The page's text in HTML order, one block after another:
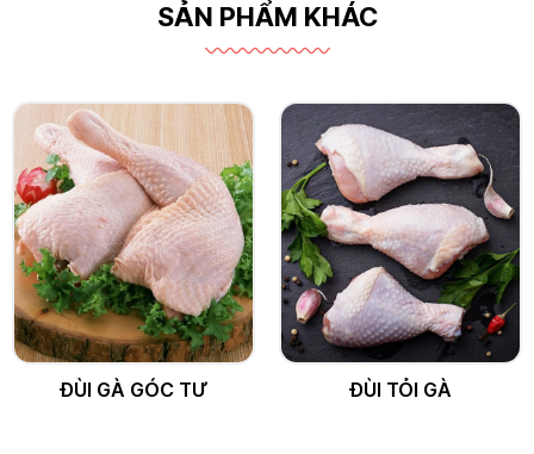
SẢN PHẨM KHÁC
ĐÙI GÀ GÓC TƯ ĐÙI TỎI GÀ